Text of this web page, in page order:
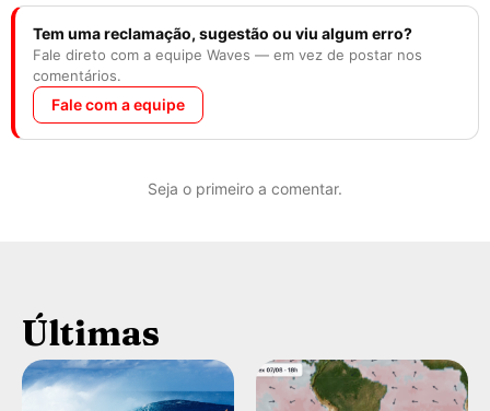
Tem uma reclamação, sugestão ou viu algum erro?
Fale direto com a equipe Waves — em vez de postar nos
comentários.
Fale com a equipe
Seja o primeiro a comentar.
Últimas